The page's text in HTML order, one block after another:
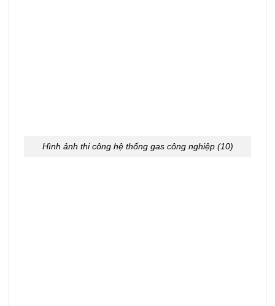
Hình ảnh thi công hệ thống gas công nghiệp (10)